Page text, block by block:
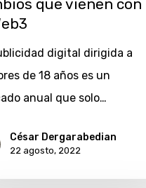
que vienen con
digital dirigida a
de 18 años es un
anual que solo…
César Dergarabedian
22 agosto, 2022